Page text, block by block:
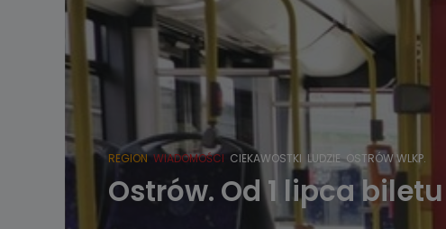
REGION WIADOMOŚCI CIEKAWOSTKI LUDZIE OSTRÓW WLKP.
Ostrów. Od 1 lipca